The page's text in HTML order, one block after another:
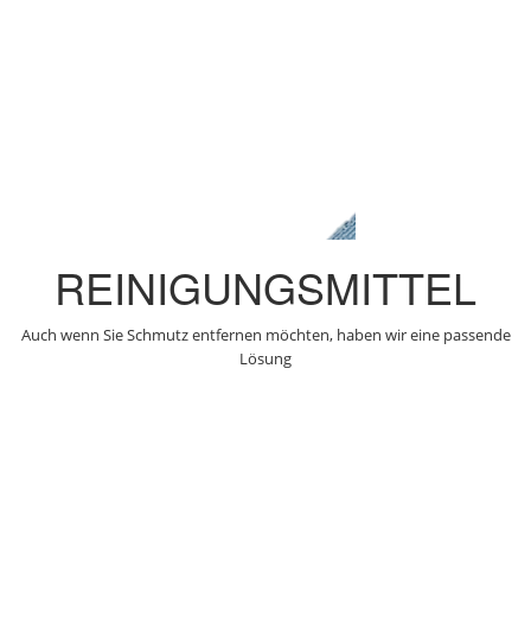
REINIGUNGSMITTEL
Auch wenn Sie Schmutz entfernen möchten, haben wir eine passende
Lösung